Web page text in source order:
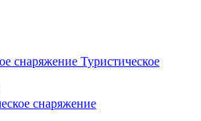
Туристическое
снаряжение